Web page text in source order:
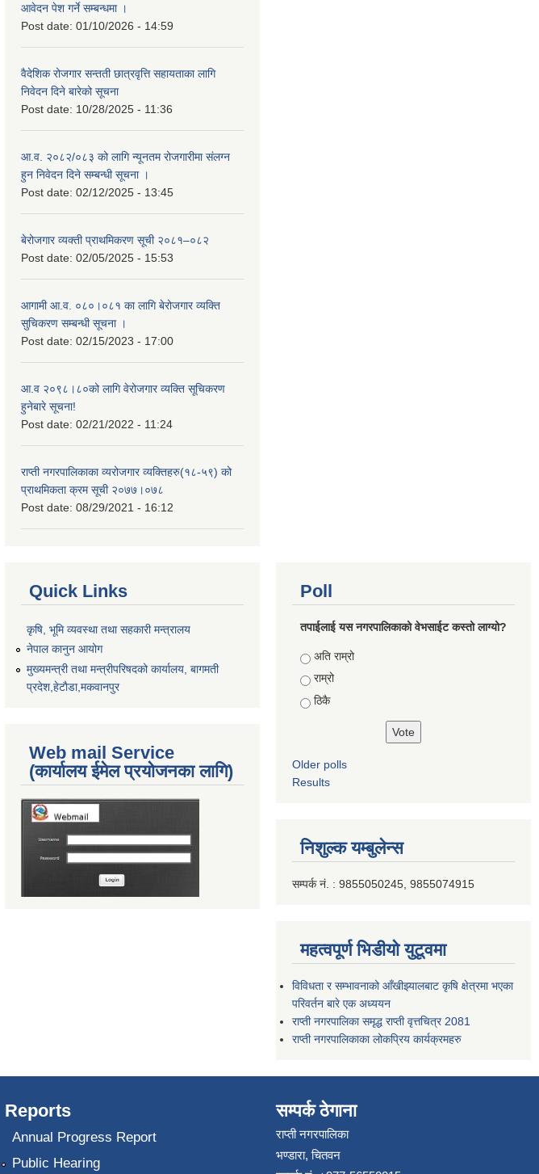
आवेदन पेश गर्ने सम्बन्धमा ।
Post date: 01/10/2026 - 14:59
वैदेशिक रोजगार सन्तती छात्रवृत्ति सहायताका लागि
निवेदन दिने बारेको सूचना
Post date: 10/28/2025 - 11:36
आ.व. २०८२/०८३ को लागि न्यूनतम रोजगारीमा संलग्न
हुन निवेदन दिने सम्बन्धी सूचना ।
Post date: 02/12/2025 - 13:45
बेरोजगार व्यक्ती प्राथमिकरण सूची २०८१–०८२
Post date: 02/05/2025 - 15:53
आगामी आ.व. ०८०।०८१ का लागि बेरोजगार व्यक्ति
सुचिकरण सम्बन्धी सूचना ।
Post date: 02/15/2023 - 17:00
आ.व २०९८।८०को लागि वेरोजगार व्यक्ति सूचिकरण
हुनेबारे सूचना!
Post date: 02/21/2022 - 11:24
राप्ती नगरपालिकाका व्यरोजगार व्यक्तिहरु(१८-५९) को
प्राथमिकता क्रम सूची २०७७।०७८
Post date: 08/29/2021 - 16:12
Quick Links
कृषि, भूमि व्यवस्था तथा सहकारी मन्त्रालय
नेपाल कानुन आयोग
मुख्यमन्त्री तथा मन्त्रीपरिषदको कार्यालय, बागमती
प्रदेश,हेटाैडा,मकवानपुर
Web mail Service
(कार्यालय ईमेल प्रयोजनका लागि)
Poll
तपाईलाई यस नगरपालिकाको वेभसाईट कस्तो लाग्यो?
Choices
अति राम्रो
राम्रो
ठिकै
Older polls
Results
निशुल्क यम्बुलेन्स
सम्पर्क नं. : 9855050245, 9855074915
महत्वपूर्ण भिडीयो युटूवमा
विविधता र सम्भावनाको आँखीझ्यालबाट कृषि क्षेत्रमा भएका
परिवर्तन बारे एक अध्ययन
राप्ती नगरपालिका समृद्ध राप्ती वृत्तचित्र 2081
राप्ती नगरपालिकाका लोकप्रिय कार्यक्रमहरु
Reports
Annual Progress Report
Public Hearing
सम्पर्क ठेगाना
राप्ती नगरपालिका
भण्डारा, चितवन